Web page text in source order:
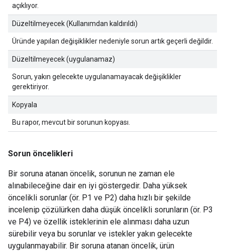
açıklıyor.
Düzeltilmeyecek (Kullanımdan kaldırıldı)
Üründe yapılan değişiklikler nedeniyle sorun artık geçerli değildir.
Düzeltilmeyecek (uygulanamaz)
Sorun, yakın gelecekte uygulanamayacak değişiklikler
gerektiriyor.
Kopyala
Bu rapor, mevcut bir sorunun kopyası.
Sorun öncelikleri
Bir soruna atanan öncelik, sorunun ne zaman ele
alınabileceğine dair en iyi göstergedir. Daha yüksek
öncelikli sorunlar (ör. P1 ve P2) daha hızlı bir şekilde
incelenip çözülürken daha düşük öncelikli sorunların (ör. P3
ve P4) ve özellik isteklerinin ele alınması daha uzun
sürebilir veya bu sorunlar ve istekler yakın gelecekte
uygulanmayabilir. Bir soruna atanan öncelik, ürün